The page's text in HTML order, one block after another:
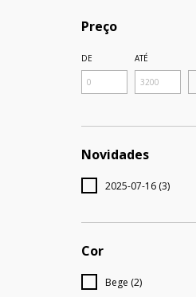
Preço
DE ATÉ
Novidades
2025-07-16 (3)
Cor
Bege (2)